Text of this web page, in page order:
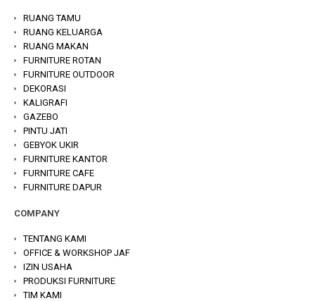
RUANG TAMU
RUANG KELUARGA
RUANG MAKAN
FURNITURE ROTAN
FURNITURE OUTDOOR
DEKORASI
KALIGRAFI
GAZEBO
PINTU JATI
GEBYOK UKIR
FURNITURE KANTOR
FURNITURE CAFE
FURNITURE DAPUR
COMPANY
TENTANG KAMI
OFFICE & WORKSHOP JAF
IZIN USAHA
PRODUKSI FURNITURE
TIM KAMI